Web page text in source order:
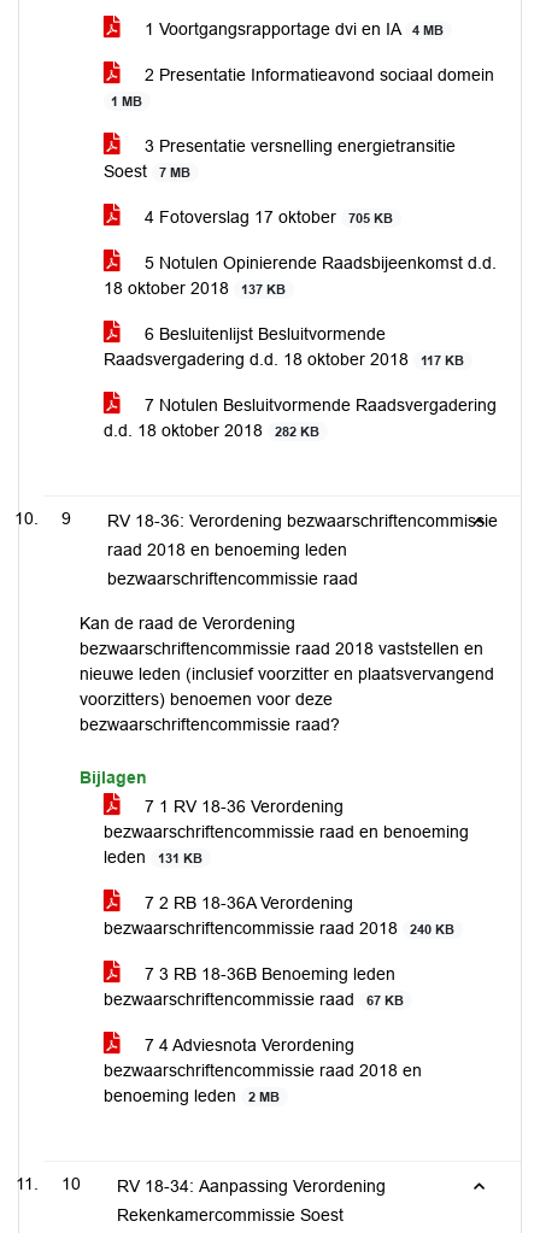
1 Voortgangsrapportage dvi en IA 4 MB
2 Presentatie Informatieavond sociaal domein
1 MB
3 Presentatie versnelling energietransitie
Soest
7 MB
4 Fotoverslag 17 oktober 705 KB
5 Notulen Opinierende Raadsbijeenkomst d.d.
18 oktober 2018
137 KB
6 Besluitenlijst Besluitvormende
Raadsvergadering d.d. 18 oktober 2018
117 KB
7 Notulen Besluitvormende Raadsvergadering
d.d. 18 oktober 2018
282 KB
9
RV 18-36: Verordening bezwaarschriftencommissie
raad 2018 en benoeming leden
bezwaarschriftencommissie raad
Kan de raad de Verordening
bezwaarschriftencommissie raad 2018 vaststellen en
nieuwe leden (inclusief voorzitter en plaatsvervangend
voorzitters) benoemen voor deze
bezwaarschriftencommissie raad?
Bijlagen
7 1 RV 18-36 Verordening
bezwaarschriftencommissie raad en benoeming
leden
131 KB
7 2 RB 18-36A Verordening
bezwaarschriftencommissie raad 2018
240 KB
7 3 RB 18-36B Benoeming leden
bezwaarschriftencommissie raad
67 KB
7 4 Adviesnota Verordening
bezwaarschriftencommissie raad 2018 en
benoeming leden
2 MB
10
RV 18-34: Aanpassing Verordening
Rekenkamercommissie Soest